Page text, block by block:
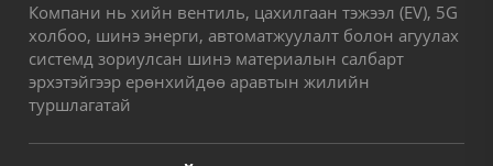
Компани нь хийн вентиль, цахилгаан тэжээл (EV), 5G
холбоо, шинэ энерги, автоматжуулалт болон агуулах
системд зориулсан шинэ материалын салбарт
эрхэтэйгээр ерөнхийдөө аравтын жилийн
туршлагатай